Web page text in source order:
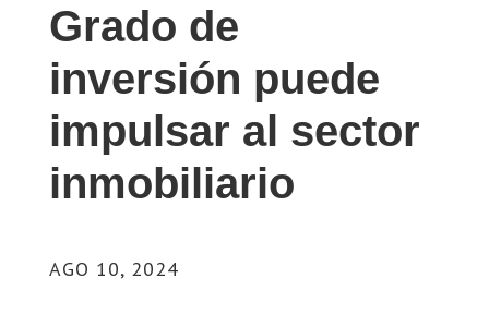
Grado de
inversión puede
impulsar al sector
inmobiliario
AGO 10, 2024